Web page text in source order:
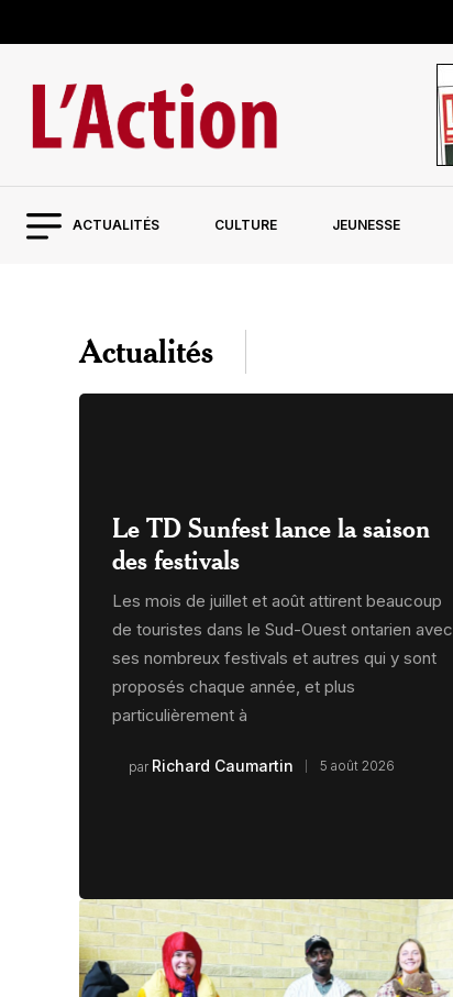
ACTUALITÉS CULTURE JEUNESSE
Actualités
Le TD Sunfest lance la saison
des festivals
Les mois de juillet et août attirent beaucoup
de touristes dans le Sud-Ouest ontarien avec
ses nombreux festivals et autres qui y sont
proposés chaque année, et plus
particulièrement à
par Richard Caumartin 5 août 2026